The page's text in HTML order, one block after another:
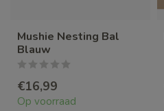
Mushie Nesting Bal
Blauw
€16,99
Op voorraad